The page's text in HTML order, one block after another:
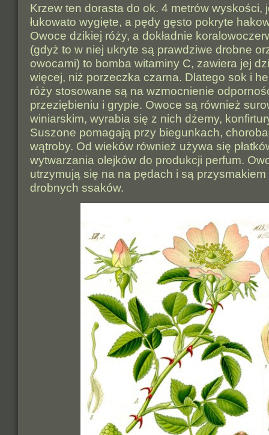
Krzew ten dorasta do ok. 4 metrów wyskości,
łukowato wygięte, a pędy gęsto pokryte
Owoce dzikiej róży, a dokładnie
(gdyż to w niej ukryte są prawdziwe drobne
owocami) to bomba witaminy C, zawiera jej
więcej, niż porzeczka czarna. Dlatego sok i
róży stosowane są na wzmocnienie
przeziębieniu i grypie. Owoce są również
winiarskim, wyrabia się z nich dżemy,
Suszone pomagają przy biegunkach,
wątroby. Od wieków również używa się
wytwarzania olejków do produkcji perfum.
utrzymują się na na pędach i są przysmakiem
drobnych ssaków.